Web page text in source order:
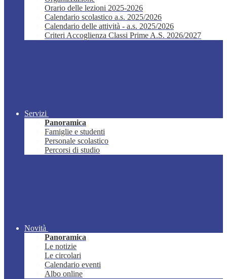
Orario delle lezioni 2025-2026
Calendario scolastico a.s. 2025/2026
Calendario delle attività - a.s. 2025/2026
Criteri Accoglienza Classi Prime A.S. 2026/2027
Servizi
Panoramica
Famiglie e studenti
Personale scolastico
Percorsi di studio
Novità
Panoramica
Le notizie
Le circolari
Calendario eventi
Albo online